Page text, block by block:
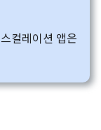
컬레이션 앱은